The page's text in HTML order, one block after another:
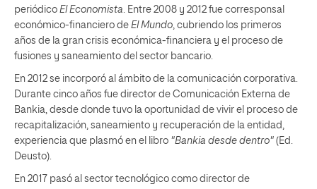
periódico El Economista. Entre 2008 y 2012 fue corresponsal
económico-financiero de El Mundo, cubriendo los primeros
años de la gran crisis económica-financiera y el proceso de
fusiones y saneamiento del sector bancario.
En 2012 se incorporó al ámbito de la comunicación corporativa.
Durante cinco años fue director de Comunicación Externa de
Bankia, desde donde tuvo la oportunidad de vivir el proceso de
recapitalización, saneamiento y recuperación de la entidad,
experiencia que plasmó en el libro "Bankia desde dentro" (Ed.
Deusto).
En 2017 pasó al sector tecnológico como director de